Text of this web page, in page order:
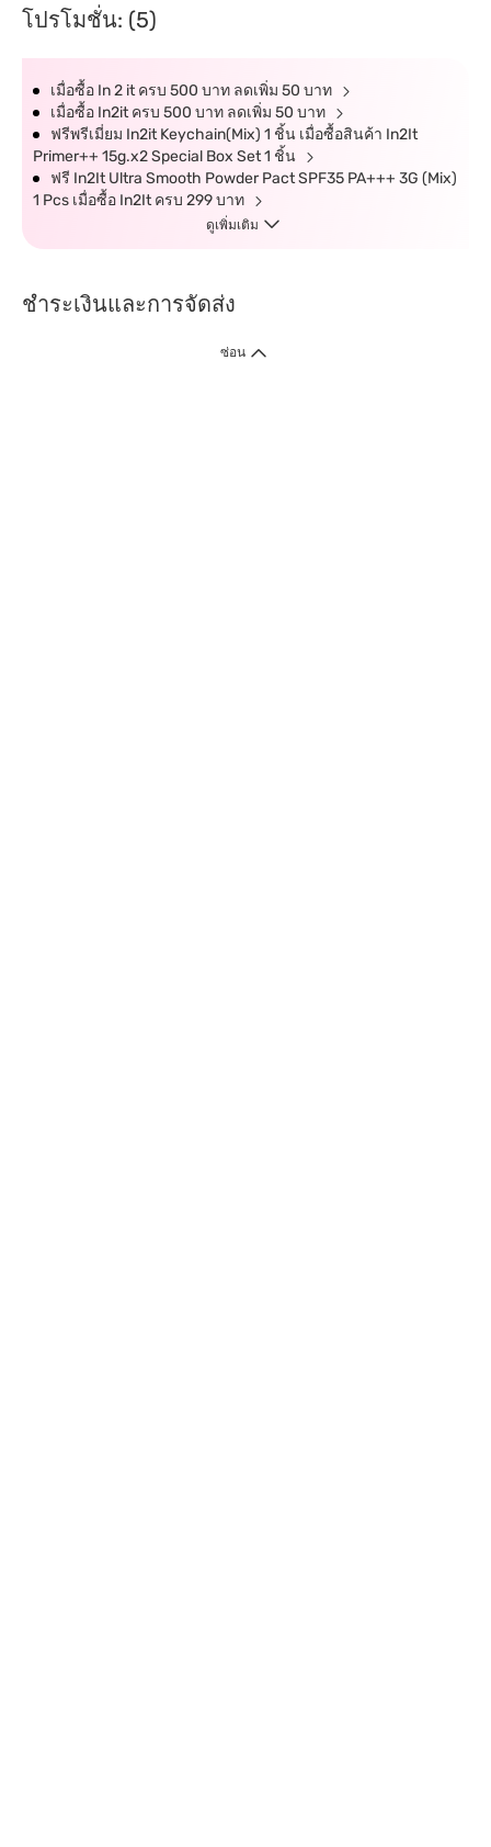
โปรโมชั่น: (5)
เมื่อซื้อ In 2 it ครบ 500 บาท ลดเพิ่ม 50 บาท
เมื่อซื้อ In2it ครบ 500 บาท ลดเพิ่ม 50 บาท
ฟรีพรีเมี่ยม In2it Keychain(Mix) 1 ชิ้น เมื่อซื้อสินค้า In2It
Primer++ 15g.x2 Special Box Set 1 ชิ้น
ฟรี In2It Ultra Smooth Powder Pact SPF35 PA+++ 3G (Mix)
1 Pcs เมื่อซื้อ In2It ครบ 299 บาท
ดูเพิ่มเติม
ชำระเงินและการจัดส่ง
ซ่อน